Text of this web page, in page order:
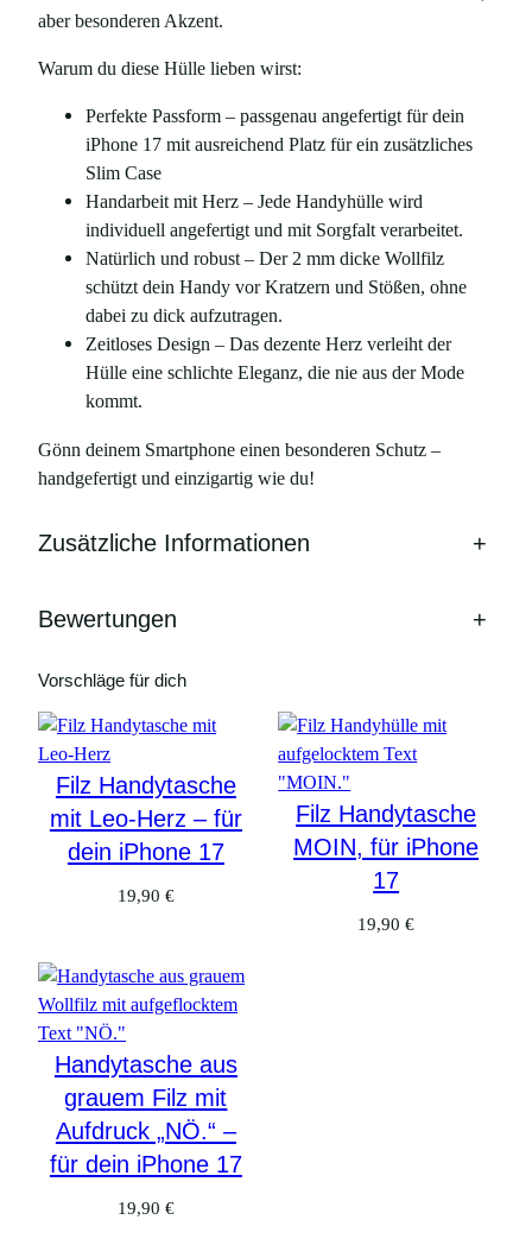
aber besonderen Akzent.
Warum du diese Hülle lieben wirst:
Perfekte Passform – passgenau angefertigt für dein
iPhone 17 mit ausreichend Platz für ein zusätzliches
Slim Case
Handarbeit mit Herz – Jede Handyhülle wird
individuell angefertigt und mit Sorgfalt verarbeitet.
Natürlich und robust – Der 2 mm dicke Wollfilz
schützt dein Handy vor Kratzern und Stößen, ohne
dabei zu dick aufzutragen.
Zeitloses Design – Das dezente Herz verleiht der
Hülle eine schlichte Eleganz, die nie aus der Mode
kommt.
Gönn deinem Smartphone einen besonderen Schutz –
handgefertigt und einzigartig wie du!
Zusätzliche Informationen +
Bewertungen +
Vorschläge für dich
Filz Handytasche
mit Leo-Herz – für
dein iPhone 17
19,90 €
Filz Handytasche
MOIN, für iPhone
17
19,90€
Handytasche aus
grauem Filz mit
Aufdruck „NÖ.“ –
für dein iPhone 17
19,90 €